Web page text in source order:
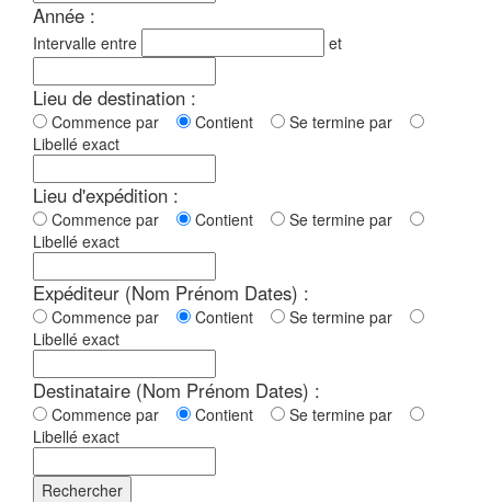
Année :
Intervalle entre et
Lieu de destination :
Commence par Contient
Se termine par
Libellé exact
Lieu d'expédition :
Commence par Contient
Se termine par
Libellé exact
Expéditeur (Nom Prénom Dates) :
Commence par Contient
Se termine par
Libellé exact
Destinataire (Nom Prénom Dates) :
Commence par Contient
Se termine par
Libellé exact
Rechercher